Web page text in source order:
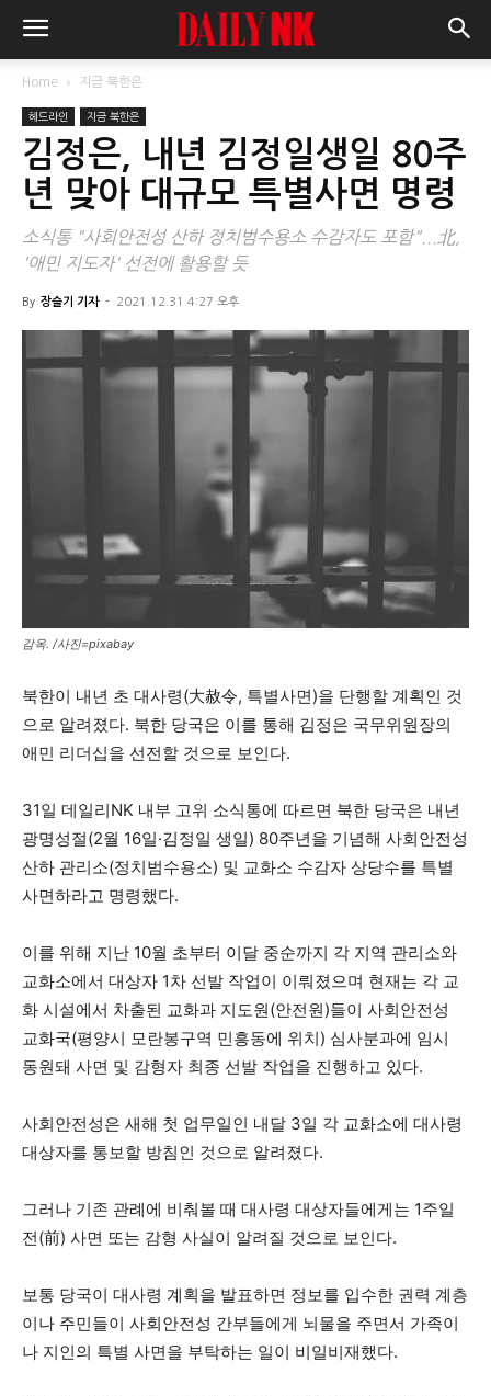
Home 지금 북한은
헤드라인 지금 북한은
김정은, 내년 김정일생일 80주
년 맞아 대규모 특별사면 명령
소식통 "사회안전성 산하 정치범수용소 수감자도 포함"...北,
'애민 지도자' 선전에 활용할 듯
By 장슬기 기자 - 2021.12.31 4:27 오후
감옥. /사진=pixabay
북한이 내년 초 대사령(大赦令, 특별사면)을 단행할 계획인 것
으로 알려졌다. 북한 당국은 이를 통해 김정은 국무위원장의
애민 리더십을 선전할 것으로 보인다.
31일 데일리NK 내부 고위 소식통에 따르면 북한 당국은 내년
광명성절(2월 16일·김정일 생일) 80주년을 기념해 사회안전성
산하 관리소(정치범수용소) 및 교화소 수감자 상당수를 특별
사면하라고 명령했다.
이를 위해 지난 10월 초부터 이달 중순까지 각 지역 관리소와
교화소에서 대상자 1차 선발 작업이 이뤄졌으며 현재는 각 교
화 시설에서 차출된 교화과 지도원(안전원)들이 사회안전성
교화국(평양시 모란봉구역 민흥동에 위치) 심사분과에 임시
동원돼 사면 및 감형자 최종 선발 작업을 진행하고 있다.
사회안전성은 새해 첫 업무일인 내달 3일 각 교화소에 대사령
대상자를 통보할 방침인 것으로 알려졌다.
그러나 기존 관례에 비춰볼 때 대사령 대상자들에게는 1주일
전(前) 사면 또는 감형 사실이 알려질 것으로 보인다.
보통 당국이 대사령 계획을 발표하면 정보를 입수한 권력 계층
이나 주민들이 사회안전성 간부들에게 뇌물을 주면서 가족이
나 지인의 특별 사면을 부탁하는 일이 비일비재했다.